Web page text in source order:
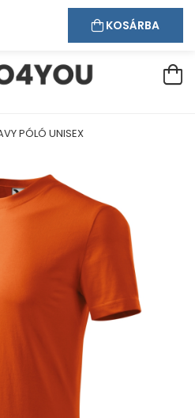
Bejelentkezés Regisztráció
PÓLÓ UNISEX
KOSÁRBA